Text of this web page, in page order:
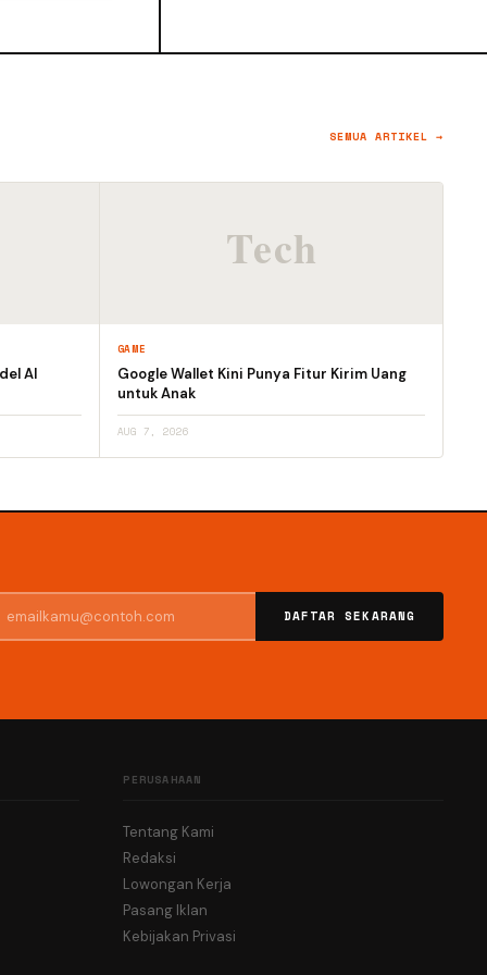
SEMUA ARTIKEL →
AI
GAME
Google Wallet Kini Punya Fitur Kirim Uang
untuk Anak
AUG 7, 2026
DAFTAR SEKARANG
PERUSAHAAN
Tentang Kami
Redaksi
Lowongan Kerja
Pasang Iklan
Kebijakan Privasi